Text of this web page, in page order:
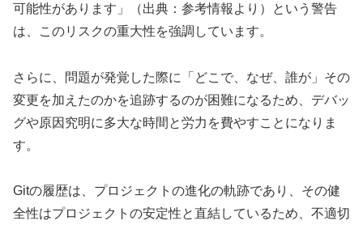
可能性があります」（出典：参考情報より）という警告
は、このリスクの重大性を強調しています。
さらに、問題が発覚した際に「どこで、なぜ、誰が」その
変更を加えたのかを追跡するのが困難になるため、デバッ
グや原因究明に多大な時間と労力を費やすことになりま
す。
Gitの履歴は、プロジェクトの進化の軌跡であり、その健
全性はプロジェクトの安定性と直結しているため、不適切